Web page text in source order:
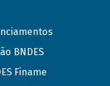
BNDES
Finame